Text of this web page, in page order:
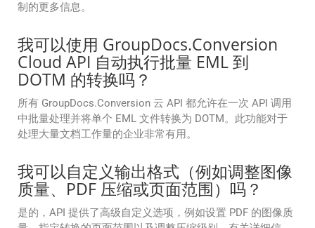
制的更多信息。
我可以使用 GroupDocs.Conversion
Cloud API 自动执行批量 EML 到
DOTM 的转换吗？
所有 GroupDocs.Conversion 云 API 都允许在一次 API 调用
中批量处理并将单个 EML 文件转换为 DOTM。此功能对于
处理大量文档工作量的企业非常有用。
我可以自定义输出格式（例如调整图像
质量、PDF 压缩或页面范围）吗？
是的，API 提供了高级自定义选项，例如设置 PDF 的图像质